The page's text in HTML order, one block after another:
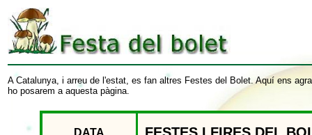
A Catalunya, i arreu de l'estat, es fan altres Festes del Bolet. Aquí ens
ho posarem a aquesta pàgina.
DATA